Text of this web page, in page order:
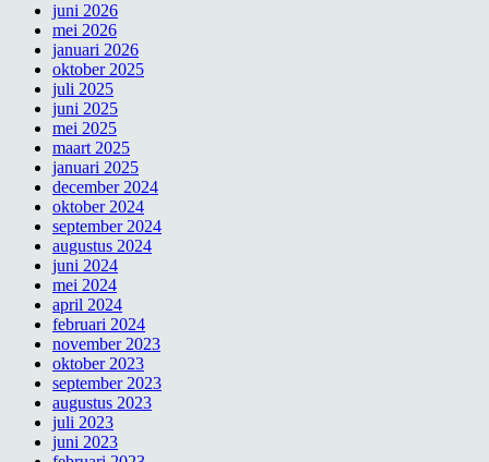
juni 2026
mei 2026
januari 2026
oktober 2025
juli 2025
juni 2025
mei 2025
maart 2025
januari 2025
december 2024
oktober 2024
september 2024
augustus 2024
juni 2024
mei 2024
april 2024
februari 2024
november 2023
oktober 2023
september 2023
augustus 2023
juli 2023
juni 2023